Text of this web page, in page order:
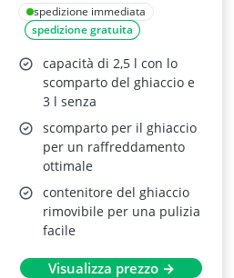
spedizione immediata
spedizione gratuita
capacità di 2,5 l con lo
scomparto del ghiaccio e
3 l senza
scomparto per il ghiaccio
per un raffreddamento
ottimale
contenitore del ghiaccio
rimovibile per una pulizia
facile
Visualizza prezzo →